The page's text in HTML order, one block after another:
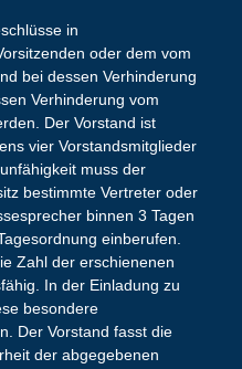
in
oder dem vom
bei dessen Verhinderung
Verhinderung vom
Der Vorstand ist
vier Vorstandsmitglieder
muss der
bestimmte Vertreter oder
binnen 3 Tagen
einberufen.
Zahl der erschienenen
In der Einladung zu
besondere
Der Vorstand fasst die
der abgegebenen